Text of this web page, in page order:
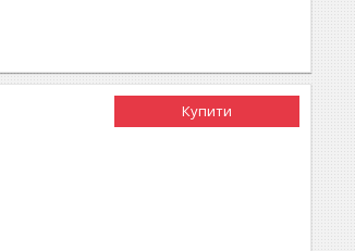
Купити